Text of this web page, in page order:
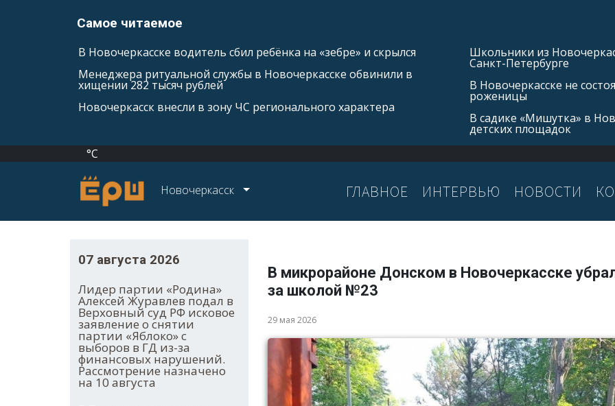
Самое читаемое
В Новочеркасске водитель сбил ребёнка на «зебре» и скрылся
Менеджера ритуальной службы в Новочеркасске обвинили в
хищении 282 тысяч рублей
Новочеркасск внесли в зону ЧС регионального характера
Школьники из
Санкт-Петербурге
В Новочеркасске не
роженицы
В садике «Мишутка» в
детских площадок
°C
Новочеркасск ГЛАВНОЕ ИНТЕРВЬЮ НОВОСТИ
07 августа 2026
Лидер партии «Родина»
Алексей Журавлев подал в
Верховный суд РФ исковое
заявление о снятии
партии «Яблоко» с
выборов в ГД из-за
финансовых нарушений.
Рассмотрение назначено
на 10 августа
В микрорайоне Донском в Новочеркасске
за школой №23
29 мая 2026